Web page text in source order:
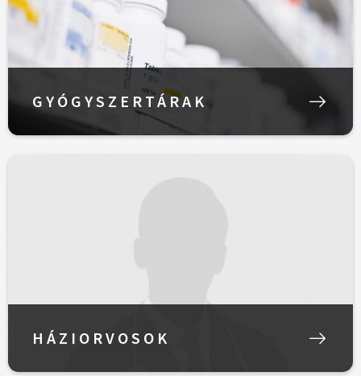
GYÓGYSZERTÁRAK
HÁZIORVOSOK